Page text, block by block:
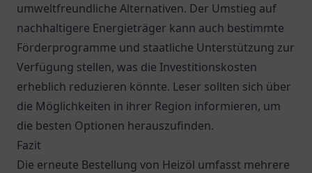
umweltfreundliche Alternativen. Der Umstieg auf
nachhaltigere Energieträger kann auch bestimmte
Förderprogramme und staatliche Unterstützung zur
Verfügung stellen, was die Investitionskosten
erheblich reduzieren könnte. Leser sollten sich über
die Möglichkeiten in ihrer Region informieren, um
die besten Optionen herauszufinden.
Fazit
Die erneute Bestellung von Heizöl umfasst mehrere